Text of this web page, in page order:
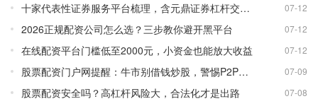
十家代表性证券服务平台梳理，含元鼎证券杠杆交易详情 07-12
2026正规配资公司怎么选？三步教你避开黑平台 07-12
在线配资平台门槛低至2000元，小资金也能放大收益 07-12
股票配资门户网提醒：牛市别借钱炒股，警惕P2P配资风险 07-09
股票配资安全吗？高杠杆风险大，合法化才是出路 07-08